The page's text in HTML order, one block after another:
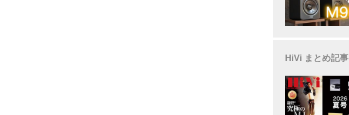
HiVi まとめ記事